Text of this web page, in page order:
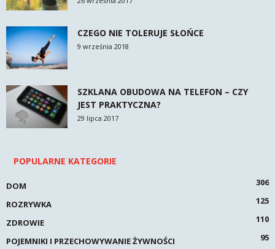
CZEGO NIE TOLERUJE SŁOŃCE
9 września 2018
SZKLANA OBUDOWA NA TELEFON – CZY
JEST PRAKTYCZNA?
29 lipca 2017
POPULARNE KATEGORIE
DOM
306
ROZRYWKA
125
ZDROWIE
110
POJEMNIKI I PRZECHOWYWANIE ŻYWNOŚCI
95